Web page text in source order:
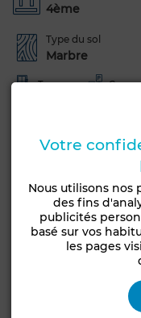
4ème
Type du sol
Marbre
Terrasse
Porte blindée
Four TV
Internet
Voir plus de
Votre
Nous utilisons nos
des fins
publicités
basé sur vos
les pages